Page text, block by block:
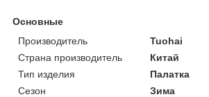
Основные
Производитель
Tuohai
Страна производитель
Китай
Тип изделия
Палатка
Сезон
Зима